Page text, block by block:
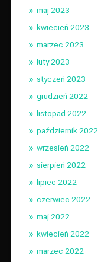
maj 2023
kwiecień 2023
marzec 2023
luty 2023
styczeń 2023
grudzień 2022
listopad 2022
październik 2022
wrzesień 2022
sierpień 2022
lipiec 2022
czerwiec 2022
maj 2022
kwiecień 2022
marzec 2022